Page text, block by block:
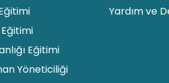
Eğitimi
Yöneticiliği
Yardım ve